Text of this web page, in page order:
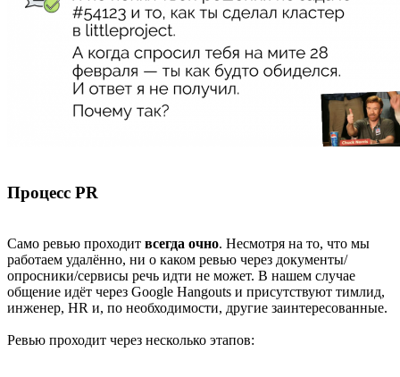
Процесс PR
Само ревью проходит всегда очно. Несмотря на то, что мы
работаем удалённо, ни о каком ревью через документы/
опросники/сервисы речь идти не может. В нашем случае
общение идёт через Google Hangouts и присутствуют тимлид,
инженер, HR и, по необходимости, другие заинтересованные.
Ревью проходит через несколько этапов: